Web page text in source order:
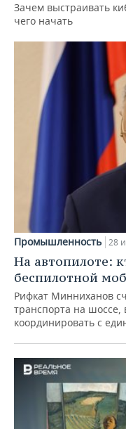
Зачем выстраивать
чего начать
Промышленность 28
На автопилоте:
беспилотной
Рифкат Минниханов
транспорта на шоссе,
координировать с